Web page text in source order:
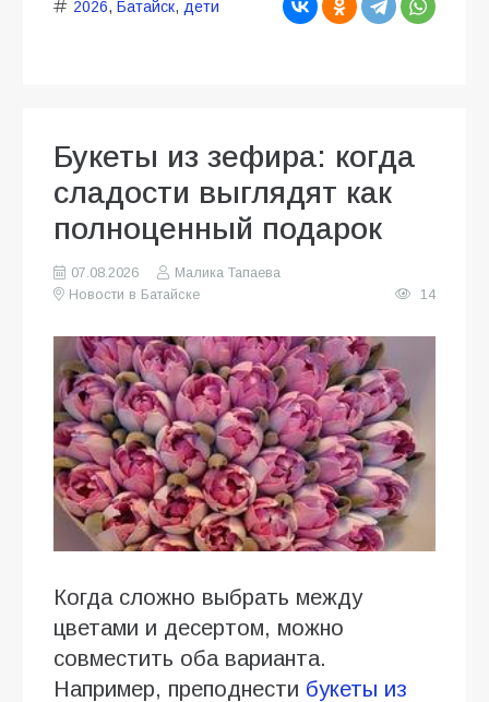
2026, Батайск, дети
Букеты из зефира: когда
сладости выглядят как
полноценный подарок
07.08.2026
Малика Тапаева
Новости в Батайске
14
Когда сложно выбрать между
цветами и десертом, можно
совместить оба варианта.
Например, преподнести букеты из